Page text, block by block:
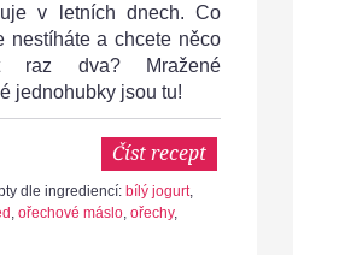
v letních dnech. Co
nestíháte a chcete něco
raz dva? Mražené
jednohubky jsou tu!
Číst recept
dle ingrediencí: bílý jogurt,
ořechové máslo ořechy,